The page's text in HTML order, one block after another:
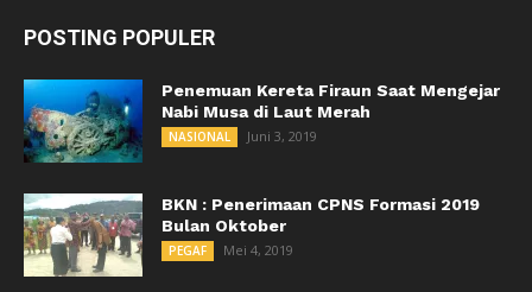
POSTING POPULER
Penemuan Kereta Firaun Saat Mengejar
Nabi Musa di Laut Merah
NASIONAL Juni 3, 2019
BKN : Penerimaan CPNS Formasi 2019
Bulan Oktober
PEGAF Mei 4, 2019